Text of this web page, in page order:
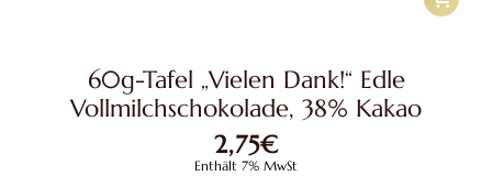
60g-Tafel „Vielen Dank!“ Edle
Vollmilchschokolade, 38% Kakao
2,75€
Enthält 7% MwSt